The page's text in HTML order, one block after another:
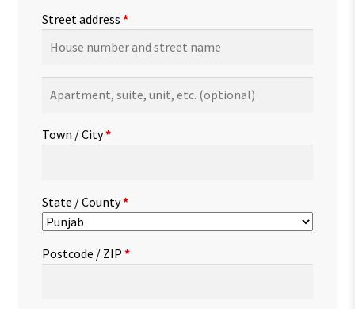
Street address *
suite,
etc.(optional)
Town / City*
State / County*
Postcode / ZIP *